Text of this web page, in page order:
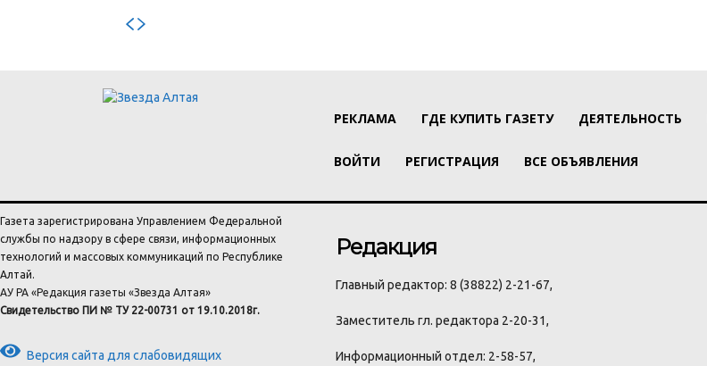
РЕКЛАМА ГДЕ КУПИТЬ ГАЗЕТУ ДЕЯТЕЛЬНОСТЬ
ВОЙТИ РЕГИСТРАЦИЯ ВСЕ ОБЪЯВЛЕНИЯ
Газета зарегистрирована Управлением Федеральной
службы по надзору в сфере связи, информационных
технологий и массовых коммуникаций по Республике
Алтай.
АУ РА «Редакция газеты «Звезда Алтая»
Свидетельство ПИ № ТУ 22-00731 от 19.10.2018г.
Версия сайта для слабовидящих
Редакция
Главный редактор: 8 (38822) 2-21-67,
Заместитель гл. редактора 2-20-31,
Информационный отдел: 2-58-57,